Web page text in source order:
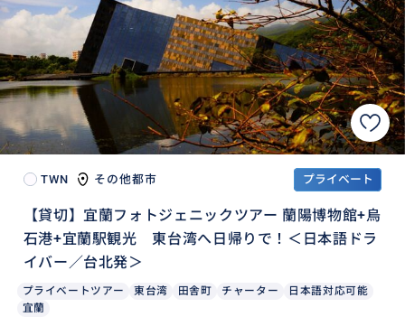
TWN その他都市 プライベート
【貸切】宜蘭フォトジェニックツアー 蘭陽博物館+烏
石港+宜蘭駅観光 東台湾へ日帰りで！＜日本語ドラ
イバー／台北発＞
プライベートツアー 東台湾 田舎町 チャーター
日本語対応可能
宜蘭